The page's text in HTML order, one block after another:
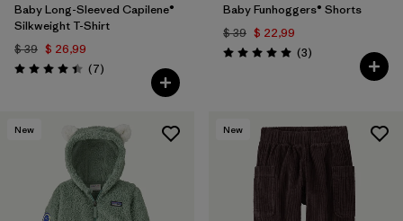
Baby Long-Sleeved Capilene®
Silkweight T-Shirt
$ 39 $ 26,99
Valoración: 4.4 / 5
(7Comentarios
)
Baby Funhoggers® Shorts
$ 39 $ 22,99
Valoración: 5.0 / 5
(3Comentarios
)
New New